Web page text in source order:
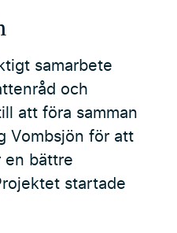
samarbete
och
att föra samman
Vombsjön för att
en bättre
startade